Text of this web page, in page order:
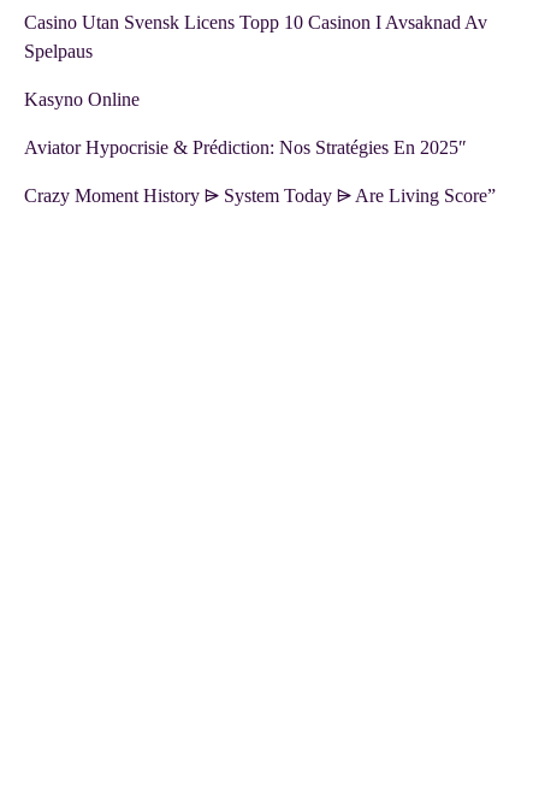
Casino Utan Svensk Licens Topp 10 Casinon I Avsaknad Av
Spelpaus
Kasyno Online
Aviator Hypocrisie & Prédiction: Nos Stratégies En 2025″
Crazy Moment History ⩥ System Today ⩥ Are Living Score”